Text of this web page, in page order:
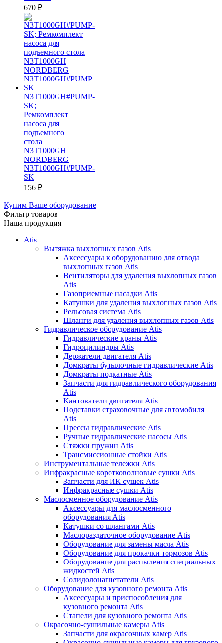
670 ₽
N3T1000GH#PUMP-
SK;
Ремкомплект
насоса для
подъемного
стола
N3T1000GH
NORDBERG
N3T1000GH#PUMP-
SK
156 ₽
Купим Ваше оборудование
Фильтр товаров
Наша продукция
Atis
Вытяжка выхлопных газов Atis
Аксессуары к оборудованию для отвода
выхлопных газов Atis
Вентиляторы для удаления выхлопных газов
Atis
Газоприемные насадки Atis
Катушки для удаления выхлопных газов Atis
Рельсовая система Atis
Шланги для удаления выхлопных газов Atis
Гидравлическое оборудование Atis
Гидравлические краны Atis
Гидроцилиндры Atis
Держатели двигателя Atis
Домкраты бутылочные гидравлические Atis
Домкраты подкатные Atis
Запчасти для гидравлического оборудования
Atis
Кантователи двигателя Atis
Подставки страховочные для автомобиля
Atis
Прессы гидравлические Atis
Ручные гидравлические насосы Atis
Стяжки пружин Atis
Трансмиссионные стойки Atis
Инструментальные тележки Atis
Инфракрасные коротковолновые сушки Atis
Запчасти для ИК сушек Atis
Инфракрасные сушки Atis
Маслосменное оборудование Atis
Аксессуары для маслосменного
оборудования Atis
Катушки со шлангами Atis
Маслораздаточное оборудование Atis
Оборудование для замены масла Atis
Оборудование для прокачки тормозов Atis
Оборудование для распыления специальных
жидкостей Atis
Солидолонагнетатели Atis
Оборудование для кузовного ремонта Atis
Аксессуары и приспособления для
кузовного ремонта Atis
Стапели для кузовного ремонта Atis
Окрасочно-сушильные камеры Atis
Запчасти для окрасочных камер Atis